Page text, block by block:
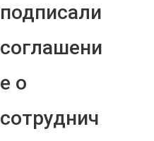
подписали
соглашени
е о
сотруднич